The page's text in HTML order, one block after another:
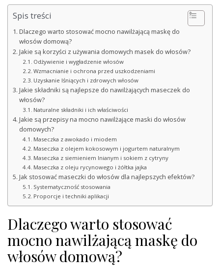
Spis treści
Dlaczego warto stosować mocno nawilżającą maskę do
włosów domową?
Jakie są korzyści z używania domowych masek do włosów?
Odżywienie i wygładzenie włosów
Wzmacnianie i ochrona przed uszkodzeniami
Uzyskanie lśniących i zdrowych włosów
Jakie składniki są najlepsze do nawilżających maseczek do
włosów?
Naturalne składniki i ich właściwości
Jakie są przepisy na mocno nawilżające maski do włosów
domowych?
Maseczka z awokado i miodem
Maseczka z olejem kokosowym i jogurtem naturalnym
Maseczka z siemieniem lnianym i sokiem z cytryny
Maseczka z oleju rycynowego i żółtka jajka
Jak stosować maseczki do włosów dla najlepszych efektów?
Systematyczność stosowania
Proporcje i techniki aplikacji
Dlaczego warto stosować
mocno nawilżającą maskę do
włosów domową?